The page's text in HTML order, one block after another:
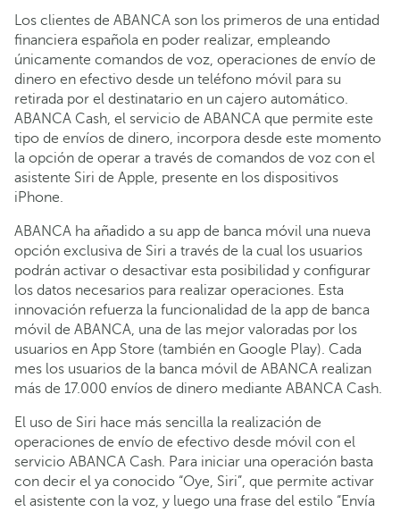
Los clientes de ABANCA son los primeros de una entidad
financiera española en poder realizar, empleando
únicamente comandos de voz, operaciones de envío de
dinero en efectivo desde un teléfono móvil para su
retirada por el destinatario en un cajero automático.
ABANCA Cash, el servicio de ABANCA que permite este
tipo de envíos de dinero, incorpora desde este momento
la opción de operar a través de comandos de voz con el
asistente Siri de Apple, presente en los dispositivos
iPhone.
ABANCA ha añadido a su app de banca móvil una nueva
opción exclusiva de Siri a través de la cual los usuarios
podrán activar o desactivar esta posibilidad y configurar
los datos necesarios para realizar operaciones. Esta
innovación refuerza la funcionalidad de la app de banca
móvil de ABANCA, una de las mejor valoradas por los
usuarios en App Store (también en Google Play). Cada
mes los usuarios de la banca móvil de ABANCA realizan
más de 17.000 envíos de dinero mediante ABANCA Cash.
El uso de Siri hace más sencilla la realización de
operaciones de envío de efectivo desde móvil con el
servicio ABANCA Cash. Para iniciar una operación basta
con decir el ya conocido “Oye, Siri”, que permite activar
el asistente con la voz, y luego una frase del estilo “Envía